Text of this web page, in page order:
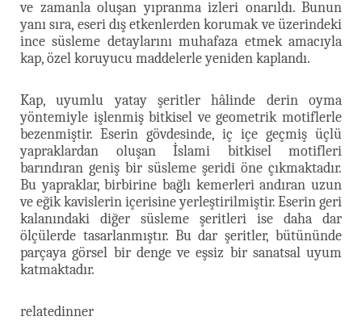
ve zamanla oluşan yıpranma izleri onarıldı. Bunun
yanı sıra, eseri dış etkenlerden korumak ve üzerindeki
ince süsleme detaylarını muhafaza etmek amacıyla
kap, özel koruyucu maddelerle yeniden kaplandı.
Kap, uyumlu yatay şeritler hâlinde derin oyma
yöntemiyle işlenmiş bitkisel ve geometrik motiflerle
bezenmiştir. Eserin gövdesinde, iç içe geçmiş üçlü
yapraklardan oluşan İslami bitkisel motifleri
barındıran geniş bir süsleme şeridi öne çıkmaktadır.
Bu yapraklar, birbirine bağlı kemerleri andıran uzun
ve eğik kavislerin içerisine yerleştirilmiştir. Eserin geri
kalanındaki diğer süsleme şeritleri ise daha dar
ölçülerde tasarlanmıştır. Bu dar şeritler, bütününde
parçaya görsel bir denge ve eşsiz bir sanatsal uyum
katmaktadır.
relatedinner